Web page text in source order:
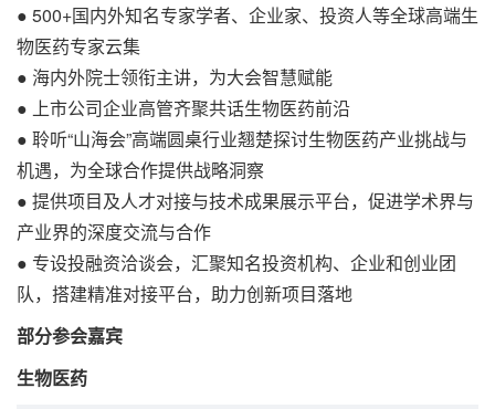
● 500+国内外知名专家学者、企业家、投资人等全球高端生
物医药专家云集
● 海内外院士领衔主讲，为大会智慧赋能
● 上市公司企业高管齐聚共话生物医药前沿
● 聆听“山海会”高端圆桌行业翘楚探讨生物医药产业挑战与
机遇，为全球合作提供战略洞察
● 提供项目及人才对接与技术成果展示平台，促进学术界与
产业界的深度交流与合作
● 专设投融资洽谈会，汇聚知名投资机构、企业和创业团
队，搭建精准对接平台，助力创新项目落地
部分参会嘉宾
生物医药